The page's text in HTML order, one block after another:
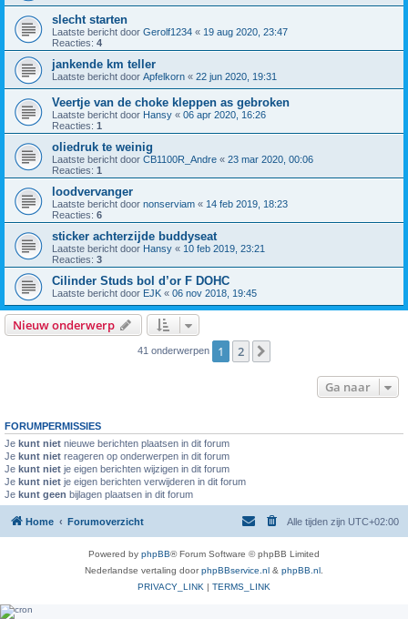
slecht starten
Laatste bericht door Gerolf1234 « 19 aug 2020, 23:47
Reacties: 4
jankende km teller
Laatste bericht door Apfelkorn « 22 jun 2020, 19:31
Veertje van de choke kleppen as gebroken
Laatste bericht door Hansy « 06 apr 2020, 16:26
Reacties: 1
oliedruk te weinig
Laatste bericht door CB1100R_Andre « 23 mar 2020, 00:06
Reacties: 1
loodvervanger
Laatste bericht door nonserviam « 14 feb 2019, 18:23
Reacties: 6
sticker achterzijde buddyseat
Laatste bericht door Hansy « 10 feb 2019, 23:21
Reacties: 3
Cilinder Studs bol d’or F DOHC
Laatste bericht door EJK « 06 nov 2018, 19:45
Nieuw onderwerp
41 onderwerpen 1 2
Ga naar
FORUMPERMISSIES
Je kunt niet nieuwe berichten plaatsen in dit forum
Je kunt niet reageren op onderwerpen in dit forum
Je kunt niet je eigen berichten wijzigen in dit forum
Je kunt niet je eigen berichten verwijderen in dit forum
Je kunt geen bijlagen plaatsen in dit forum
Home Forumoverzicht Alle tijden zijn UTC+02:00
Powered by phpBB® Forum Software © phpBB Limited
Nederlandse vertaling doorphpBBservice.nl & phpBB.nl
PRIVACY_LINK | TERMS_LINK